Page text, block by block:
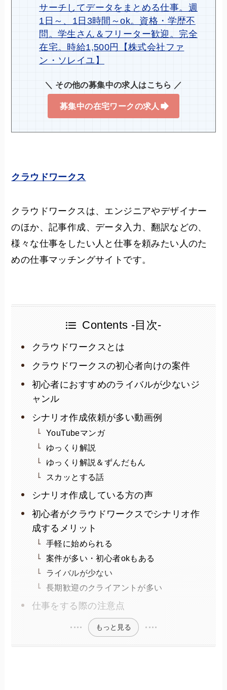
サーチしてデータをまとめる仕事。週
1日～、1日3時間～ok。資格・学歴不
問。学生さん＆フリーター歓迎。完全
在宅。時給1,500円【株式会社ファ
ン・ソレイユ】
＼ その他の募集中の求人はこちら ／
募集中の在宅ワークの求人
クラウドワークス
クラウドワークスは、エンジニアやデザイナー
のほか、記事作成、データ入力、翻訳などの、
様々な仕事をしたい人と仕事を頼みたい人のた
めの仕事マッチングサイトです。
Contents -目次-
クラウドワークスとは
クラウドワークスの初心者向けの案件
初心者におすすめのライバルが少ないジ
ャンル
シナリオ作成依頼が多い動画例
YouTubeマンガ
ゆっくり解説
ゆっくり解説＆ずんだもん
スカッとする話
シナリオ作成している方の声
初心者がクラウドワークスでシナリオ作
成するメリット
手軽に始められる
案件が多い・初心者okもある
ライバルが少ない
長期歓迎のクライアントが多い
仕事をする際の注意点
もっと見る